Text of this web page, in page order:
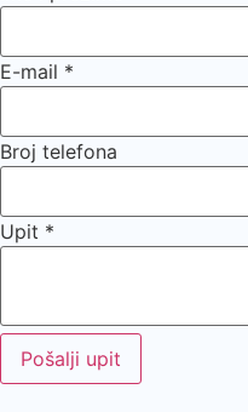
E-mail *
Broj telefona
Upit *
Pošalji upit